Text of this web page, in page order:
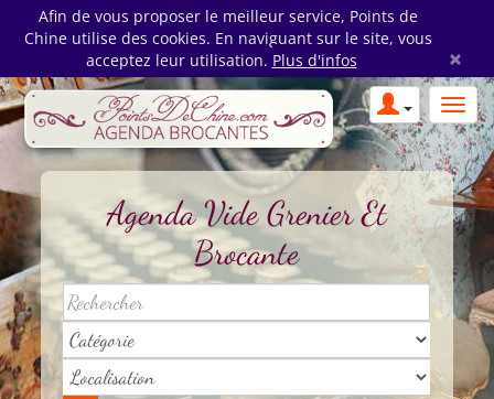
Afin de vous proposer le meilleur service, Points de
Chine utilise des cookies. En naviguant sur le site, vous
acceptez leur utilisation. Plus d'infos ×
Agenda Vide Grenier Et
Brocante